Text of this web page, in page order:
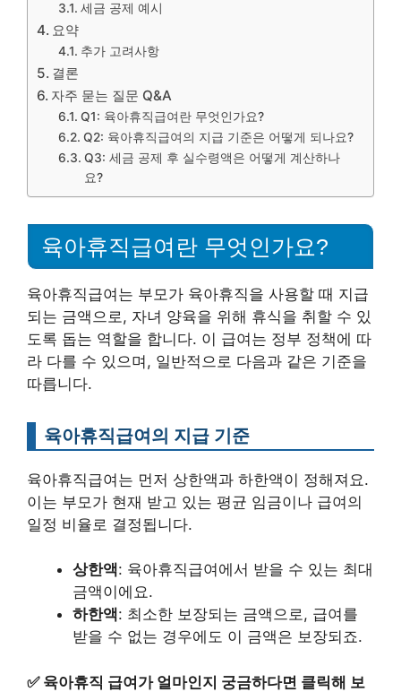
세금 공제 예시
요약
추가 고려사항
결론
자주 묻는 질문 Q&A
Q1: 육아휴직급여란 무엇인가요?
Q2: 육아휴직급여의 지급 기준은 어떻게 되나요?
Q3: 세금 공제 후 실수령액은 어떻게 계산하나
요?
육아휴직급여란 무엇인가요?
육아휴직급여는 부모가 육아휴직을 사용할 때 지급
되는 금액으로, 자녀 양육을 위해 휴식을 취할 수 있
도록 돕는 역할을 합니다. 이 급여는 정부 정책에 따
라 다를 수 있으며, 일반적으로 다음과 같은 기준을
따릅니다.
육아휴직급여의 지급 기준
육아휴직급여는 먼저 상한액과 하한액이 정해져요.
이는 부모가 현재 받고 있는 평균 임금이나 급여의
일정 비율로 결정됩니다.
상한액: 육아휴직급여에서 받을 수 있는 최대
금액이에요.
하한액: 최소한 보장되는 금액으로, 급여를
받을 수 없는 경우에도 이 금액은 보장되죠.
✅ 육아휴직 급여가 얼마인지 궁금하다면 클릭해 보